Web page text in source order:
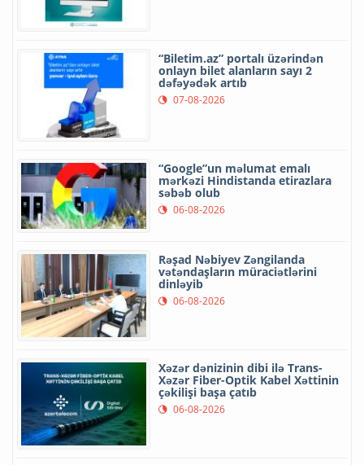
“Biletim.az” portalı üzərindən
onlayn bilet alanların sayı 2
dəfəyədək artıb
07-08-2026
“Google”un məlumat emalı
mərkəzi Hindistanda etirazlara
səbəb olub
06-08-2026
Rəşad Nəbiyev Zəngilanda
vətəndaşların müraciətlərini
dinləyib
06-08-2026
Xəzər dənizinin dibi ilə Trans-
Xəzər Fiber-Optik Kabel Xəttinin
çəkilişi başa çatıb
06-08-2026